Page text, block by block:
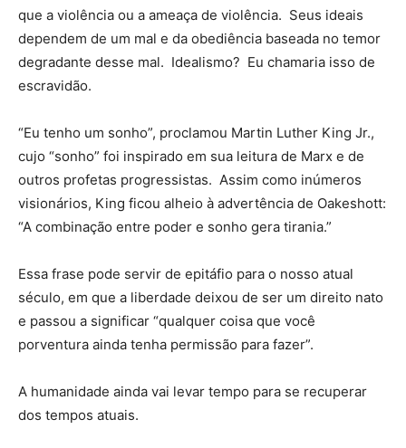
que a violência ou a ameaça de violência. Seus ideais
dependem de um mal e da obediência baseada no temor
degradante desse mal. Idealismo? Eu chamaria isso de
escravidão.
“Eu tenho um sonho”, proclamou Martin Luther King Jr.,
cujo “sonho” foi inspirado em sua leitura de Marx e de
outros profetas progressistas. Assim como inúmeros
visionários, King ficou alheio à advertência de Oakeshott:
“A combinação entre poder e sonho gera tirania.”
Essa frase pode servir de epitáfio para o nosso atual
século, em que a liberdade deixou de ser um direito nato
e passou a significar “qualquer coisa que você
porventura ainda tenha permissão para fazer”.
A humanidade ainda vai levar tempo para se recuperar
dos tempos atuais.